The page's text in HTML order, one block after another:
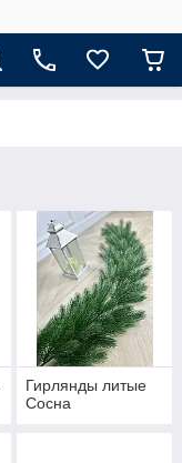
Гирлянды литые
Сосна